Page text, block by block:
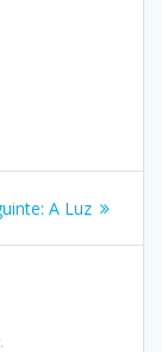
Post
A Luz